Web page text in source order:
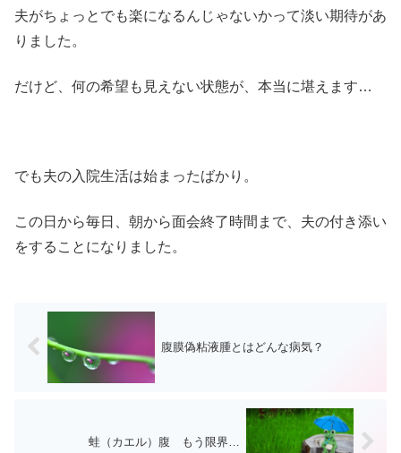
夫がちょっとでも楽になるんじゃないかって淡い期待があ
りました。
だけど、何の希望も見えない状態が、本当に堪えます…
でも夫の入院生活は始まったばかり。
この日から毎日、朝から面会終了時間まで、夫の付き添い
をすることになりました。
腹膜偽粘液腫とはどんな病気？
蛙（カエル）腹 もう限界…